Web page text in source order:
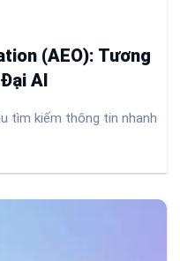
(AEO): Tương
AI
tìm kiếm thông tin nhanh